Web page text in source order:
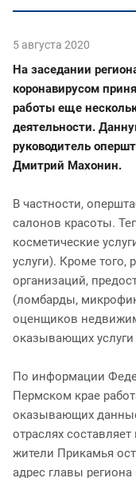
5 августа 2020
На заседании
коронавирусом
работы еще
деятельности.
руководитель
Дмитрий Махонин.
В частности,
салонов красоты.
косметические
услуги). Кроме того,
организаций,
(ломбарды,
оценщиков
оказывающих услуги
По информации
Пермском крае
оказывающих данные
отраслях
жители Прикамья
адрес главы